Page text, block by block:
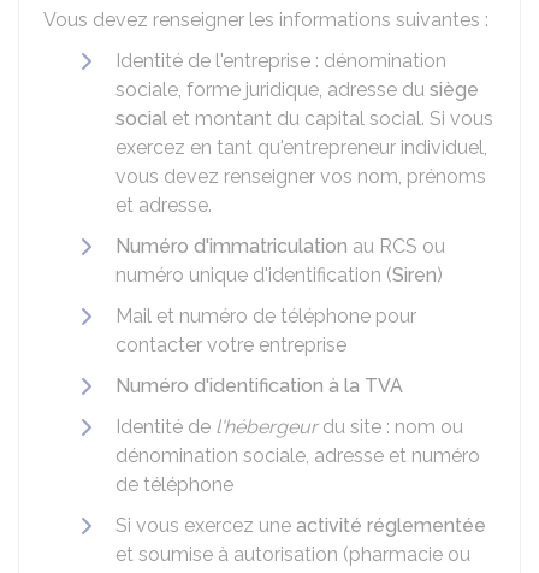
Vous devez renseigner les informations suivantes :
Identité de l'entreprise : dénomination
sociale, forme juridique, adresse du siège
social et montant du capital social. Si vous
exercez en tant qu'entrepreneur individuel,
vous devez renseigner vos nom, prénoms
et adresse.
Numéro d'immatriculation au RCS ou
numéro unique d'identification (Siren)
Mail et numéro de téléphone pour
contacter votre entreprise
Numéro d'identification à la TVA
Identité de l'hébergeurdu site : nom ou
dénomination sociale, adresse et numéro
de téléphone
Si vous exercez une activité réglementée
et soumise à autorisation (pharmacie ou